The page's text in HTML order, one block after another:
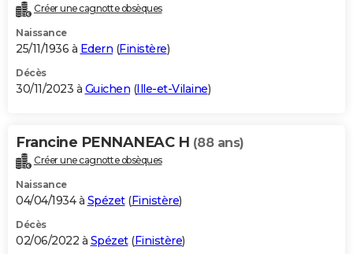
Créer une cagnotte obsèques
Naissance
25/11/1936 à Edern (Finistère)
Décès
30/11/2023 à Guichen (Ille-et-Vilaine)
Francine PENNANEAC H (88 ans)
Créer une cagnotte obsèques
Naissance
04/04/1934 à Spézet(Finistère)
Décès
02/06/2022 à Spézet(Finistère)